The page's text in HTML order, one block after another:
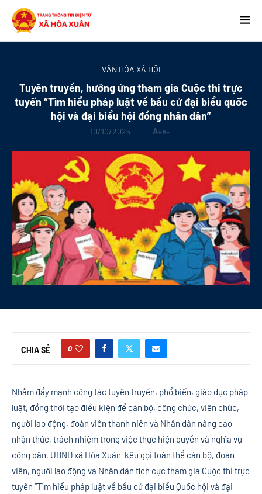
VĂN HÓA XÃ HỘI
Tuyên truyền, hưởng ứng tham gia Cuộc thi trực
tuyến “Tìm hiểu pháp luật về bầu cử đại biểu quốc
hội và đại biểu hội đồng nhân dân”
10/10/2025 A+A-
CHIA SẺ 0
Nhằm đẩy mạnh công tác tuyên truyền, phổ biến, giáo dục pháp
luật, đồng thời tạo điều kiện để cán bộ, công chức, viên chức,
người lao động, đoàn viên thanh niên và Nhân dân nâng cao
nhận thức, trách nhiệm trong việc thực hiện quyền và nghĩa vụ
công dân, UBND xã Hòa Xuân kêu gọi toàn thể cán bộ, đoàn
viên, người lao động và Nhân dân tích cực tham gia Cuộc thi trực
tuyến “Tìm hiểu pháp luật về bầu cử đại biểu Quốc hội và đại